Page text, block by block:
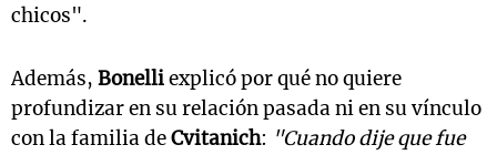
chicos".
Además, Bonelliexplicó por qué no quiere
profundizar en su relación pasada ni en su vínculo
con la familia deCvitanich: "Cuando dije que fue